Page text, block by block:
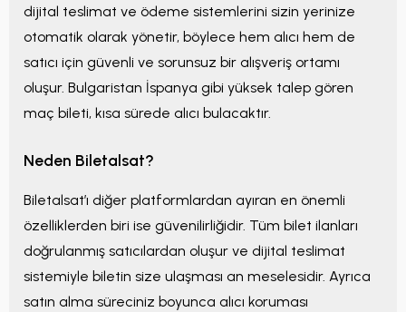
dijital teslimat ve ödeme sistemlerini sizin yerinize
otomatik olarak yönetir, böylece hem alıcı hem de
satıcı için güvenli ve sorunsuz bir alışveriş ortamı
oluşur. Bulgaristan İspanya gibi yüksek talep gören
maç bileti, kısa sürede alıcı bulacaktır.
Neden Biletalsat?
Biletalsat’ı diğer platformlardan ayıran en önemli
özelliklerden biri ise güvenilirliğidir. Tüm bilet ilanları
doğrulanmış satıcılardan oluşur ve dijital teslimat
sistemiyle biletin size ulaşması an meselesidir. Ayrıca
satın alma süreciniz boyunca alıcı koruması